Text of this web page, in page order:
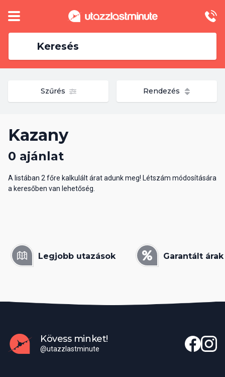
Keresés
Szűrés Rendezés
Kazany
0 ajánlat
A listában 2 főre kalkulált árat adunk meg! Létszám módosítására
a keresőben van lehetőség.
Legjobb utazások Garantált árak
Kövess minket!
@utazzlastminute